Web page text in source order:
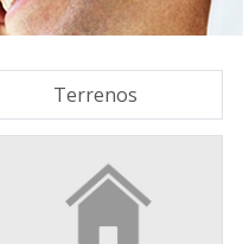
Terrenos